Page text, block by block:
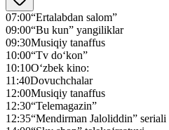
07:00“Ertalabdan salom”
09:00“Bu kun” yangiliklar
09:30Musiqiy tanaffus
10:00“Tv do‘kon”
10:10O‘zbek kino:
11:40Dovuchchalar
12:00Musiqiy tanaffus
12:30“Telemagazin”
12:35“Mendirman Jaloliddin” seriali